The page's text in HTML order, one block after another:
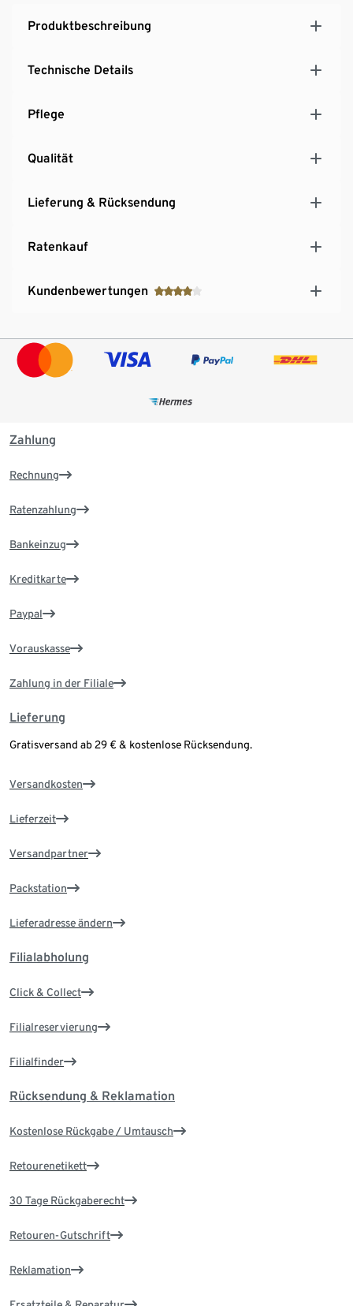
Produktbeschreibung
Technische Details
Pflege
Qualität
Lieferung & Rücksendung
Ratenkauf
Kundenbewertungen
Zahlung
Rechnung
Ratenzahlung
Bankeinzug
Kreditkarte
Paypal
Vorauskasse
Zahlung in der Filiale
Lieferung
Gratisversand ab 29 € & kostenlose Rücksendung.
Versandkosten
Lieferzeit
Versandpartner
Packstation
Lieferadresse ändern
Filialabholung
Click & Collect
Filialreservierung
Filialfinder
Rücksendung & Reklamation
Kostenlose Rückgabe / Umtausch
Retourenetikett
30 Tage Rückgaberecht
Retouren-Gutschrift
Reklamation